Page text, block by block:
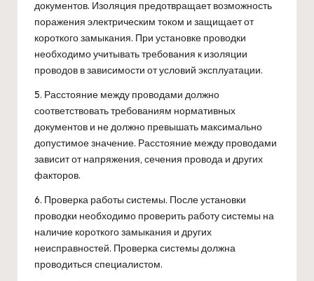
документов. Изоляция предотвращает возможность
поражения электрическим током и защищает от
короткого замыкания. При установке проводки
необходимо учитывать требования к изоляции
проводов в зависимости от условий эксплуатации.
5. Расстояние между проводами должно
соответствовать требованиям нормативных
документов и не должно превышать максимально
допустимое значение. Расстояние между проводами
зависит от напряжения, сечения провода и других
факторов.
6. Проверка работы системы. После установки
проводки необходимо проверить работу системы на
наличие короткого замыкания и других
неисправностей. Проверка системы должна
проводиться специалистом.